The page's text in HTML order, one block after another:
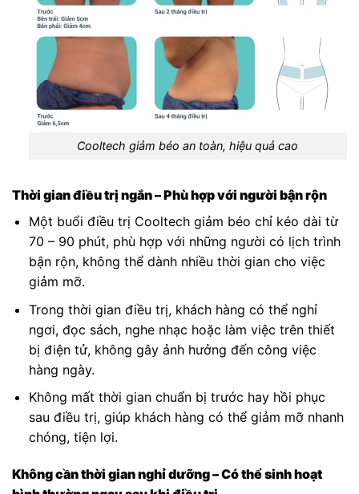
Cooltech giảm béo an toàn, hiệu quả cao
Thời gian điều trị ngắn – Phù hợp với người bận rộn
Một buổi điều trị Cooltech giảm béo chỉ kéo dài từ
70 – 90 phút, phù hợp với những người có lịch trình
bận rộn, không thể dành nhiều thời gian cho việc
giảm mỡ.
Trong thời gian điều trị, khách hàng có thể nghỉ
ngơi, đọc sách, nghe nhạc hoặc làm việc trên thiết
bị điện tử, không gây ảnh hưởng đến công việc
hàng ngày.
Không mất thời gian chuẩn bị trước hay hồi phục
sau điều trị, giúp khách hàng có thể giảm mỡ nhanh
chóng, tiện lợi.
Không cần thời gian nghỉ dưỡng – Có thể sinh hoạt